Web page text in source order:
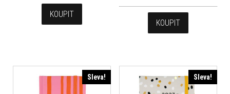
KOUPIT
KOUPIT
Sleva! Sleva!